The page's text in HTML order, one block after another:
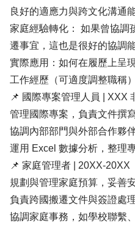
良好的適應力與跨文化溝通
家庭經驗轉化： 如果曾協調
遷事宜，這也是很好的協調
實際應用：如何在履歷上呈
工作經歷（可適度調整職稱）
📌 國際專案管理人員 | XXX
管理國際專案，負責文件撰
協調內部部門與外部合作夥
運用 Excel 數據分析，整理
📌 家庭管理者 | 20XX-20XX
規劃與管理家庭預算，妥善
負責跨國搬遷文件與簽證處
協調家庭事務，如學校聯繫